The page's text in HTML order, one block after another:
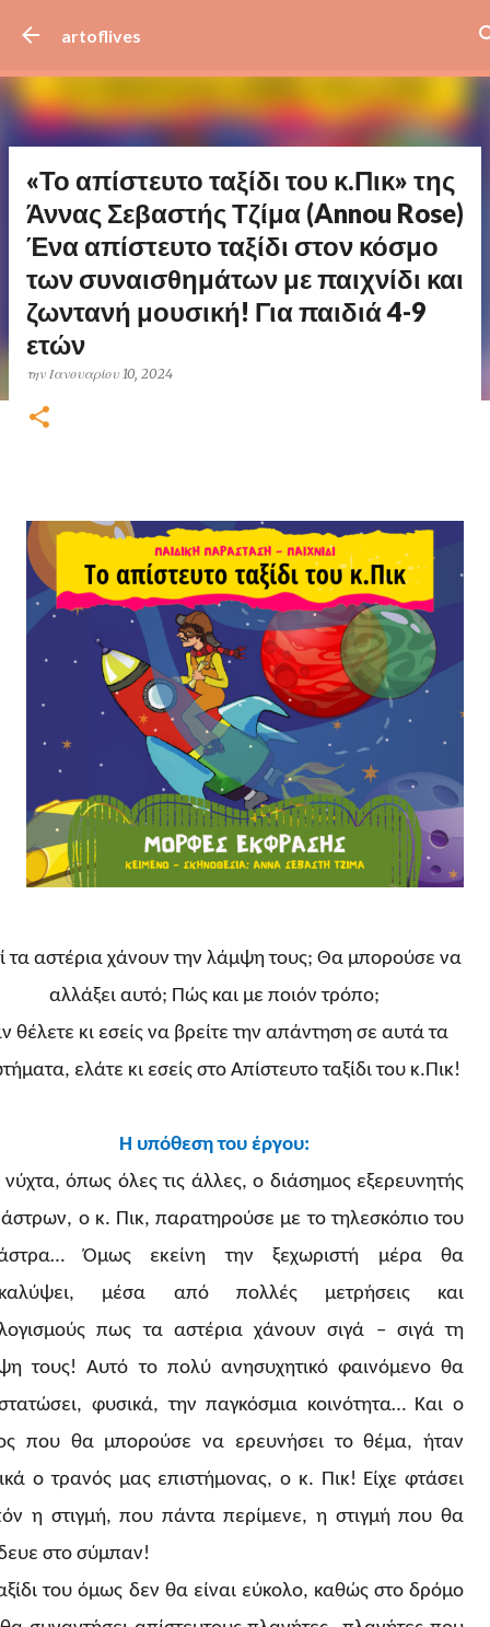
artoflives
«Το απίστευτο ταξίδι του κ.Πικ» της
Άννας Σεβαστής Τζίμα (Annou Rose)
Ένα απίστευτο ταξίδι στον κόσμο
των συναισθημάτων με παιχνίδι και
ζωντανή μουσική! Για παιδιά 4-9
ετών
την Ιανουαρίου 10, 2024
τα αστέρια χάνουν την λάμψη τους; Θα μπορούσε να
αλλάξει αυτό; Πώς και με ποιόν τρόπο;
θέλετε κι εσείς να βρείτε την απάντηση σε αυτά τα
ελάτε κι εσείς στο Απίστευτο ταξίδι του κ.Πικ!
Η υπόθεση του έργου:
όπως όλες τις άλλες, ο διάσημος εξερευνητής
oκ. Πικ, παρατηρούσε με το τηλεσκόπιο του
Όμως εκείνη την ξεχωριστή μέρα θα
μέσα από πολλές μετρήσεις και
πως τα αστέρια χάνουν σιγά – σιγά τη
τους! Αυτό το πολύ ανησυχητικό φαινόμενο θα
φυσικά, την παγκόσμια κοινότητα… Και ο
που θα μπορούσε να ερευνήσει το θέμα, ήταν
ο τρανός μας επιστήμονας, ο κ. Πικ! Είχε φτάσει
η στιγμή, που πάντα περίμενε, η στιγμή που θα
στο σύμπαν!
του όμως δεν θα είναι εύκολο, καθώς στο δρόμο